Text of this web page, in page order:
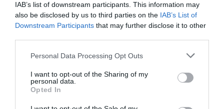
IAB’s list of downstream participants. This information may
also be disclosed by us to third parties on the IAB’s List of
Downstream Participants that may further disclose it to other
Personal Data Processing Opt Outs
I want to opt-out of the Sharing of my
personal data.
Opted In
Φυσικά, δε θα μπορούσαν να λείπουν οι
κινηματογραφικές προβολές ταινιών ανιμέισον, για
πρώτη φορά στο ευρύ κοινό, που πραγματοποιήθηκαν
τα βράδια της Παρασκευής και της Κυριακής, με την
επιμέλεια του ANIMASYROS Διεθνές Φεστιβάλ
Αριστοναύτες συνεργάστηκε για τις προβολές με το
Γαλλικό Ινστιτούτο Ελλάδος, για την ταινία “The Bears’